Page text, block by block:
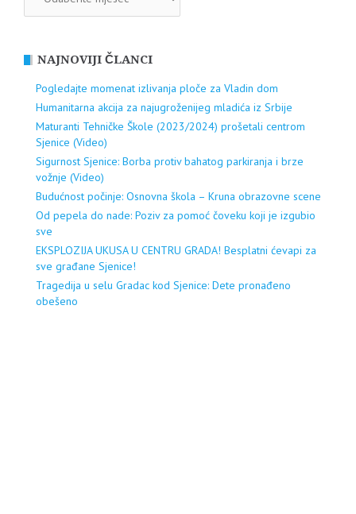
NAJNOVIJI ČLANCI
Pogledajte momenat izlivanja ploče za Vladin dom
Humanitarna akcija za najugroženijeg mladića iz Srbije
Maturanti Tehničke Škole (2023/2024) prošetali centrom
Sjenice (Video)
Sigurnost Sjenice: Borba protiv bahatog parkiranja i brze
vožnje (Video)
Budućnost počinje: Osnovna škola – Kruna obrazovne scene
Od pepela do nade: Poziv za pomoć čoveku koji je izgubio
sve
EKSPLOZIJA UKUSA U CENTRU GRADA! Besplatni ćevapi za
sve građane Sjenice!
Tragedija u selu Gradac kod Sjenice: Dete pronađeno
obešeno